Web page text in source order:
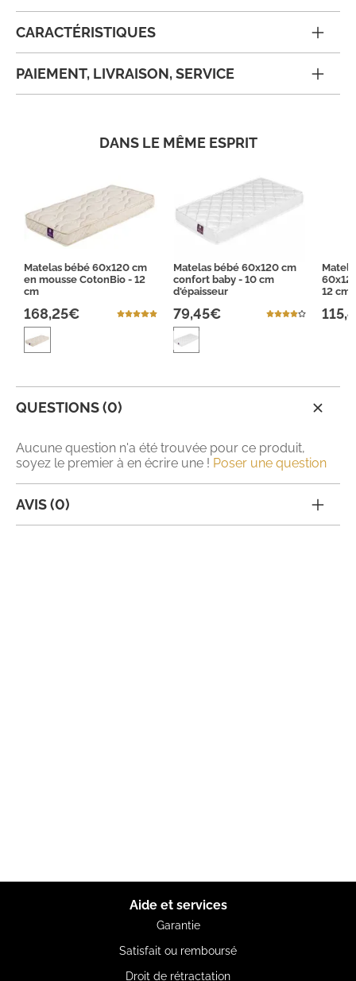
CARACTÉRISTIQUES
PAIEMENT, LIVRAISON, SERVICE
DANS LE MÊME ESPRIT
Matelas bébé 60x120 cm
en mousse CotonBio - 12
cm
168,25€
Matelas bébé 60x120 cm
confort baby - 10 cm
d'épaisseur
79,45€
12 cm
QUESTIONS (0)
Aucune question n'a été trouvée pour ce produit,
soyez le premier à en écrire une ! Poser une question
AVIS (0)
Aide et services
Garantie
Satisfait ou remboursé
Droit de rétractation